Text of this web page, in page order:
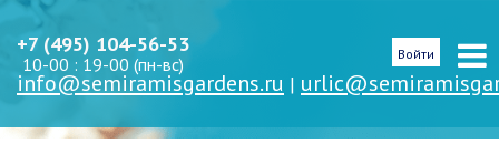
+7 (495) 104-56-53
10-00 : 19-00 (пн-вс)
info@semiramisgardens.ru |
Войти